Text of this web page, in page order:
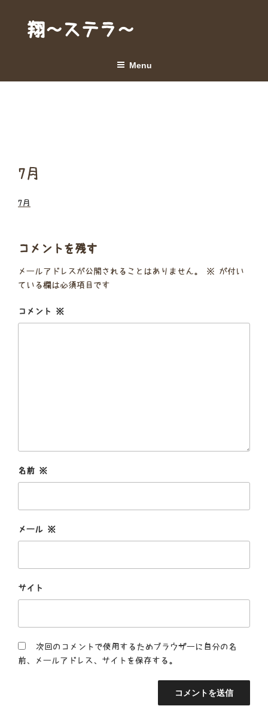
content翔～ステラ～
Menu
7月
7月
コメントを残す
メールアドレスが公開されることはありません。 ※ が付い
ている欄は必須項目です
コメント ※
名前 ※
メール ※
サイト
次回のコメントで使用するためブラウザーに自分の名
前、メールアドレス、サイトを保存する。